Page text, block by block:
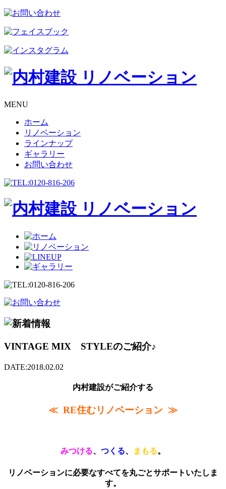
MENU
ホーム
リノベーション
ラインナップ
ギャラリー
お問い合わせ
VINTAGE MIX STYLEのご紹介♪
DATE:2018.02.02
内村建設がご紹介する
≪ RE住むリノベーション ≫
みつける、 つくる、 まもる。
リノベーションに必要なすべてを丸ごとサポートいたしま
す。